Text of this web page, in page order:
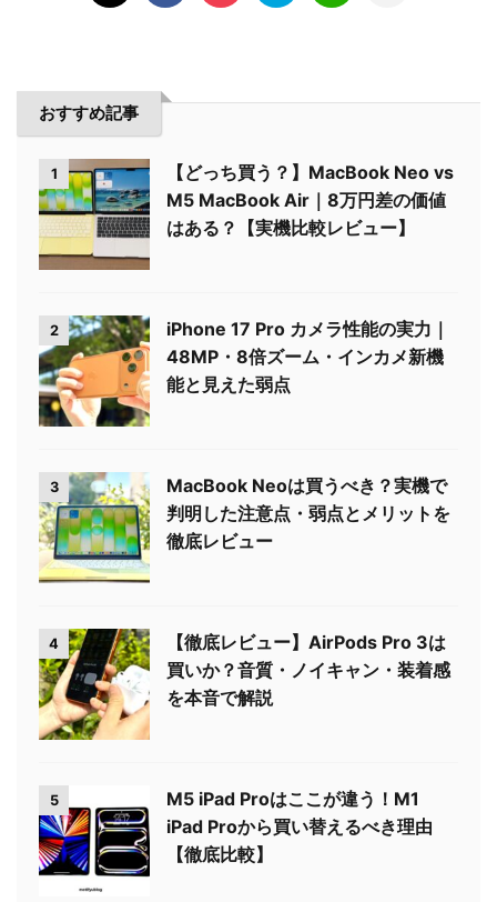
おすすめ記事
1
【どっち買う？】MacBook Neo vs
M5 MacBook Air｜8万円差の価値
はある？【実機比較レビュー】
2
iPhone 17 Pro カメラ性能の実力｜
48MP・8倍ズーム・インカメ新機
能と見えた弱点
3
MacBook Neoは買うべき？実機で
判明した注意点・弱点とメリットを
徹底レビュー
4
【徹底レビュー】AirPods Pro 3は
買いか？音質・ノイキャン・装着感
を本音で解説
5
M5 iPad Proはここが違う！M1
iPad Proから買い替えるべき理由
【徹底比較】